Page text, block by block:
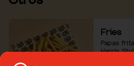
Fries
Papas
Hands